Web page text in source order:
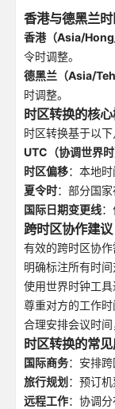
香港与德黑兰
香港（Asia/
令时调整。
德黑兰（Asia/
时调整。
时区转换的核
时区转换基于以下
UTC（协调世界时
时区偏移：本地
夏令时：部分国
国际日期变更线
跨时区协作建议
有效的跨时区协作
明确标注所有时
使用世界时钟工
尊重对方的工作
合理安排会议时
时区转换的常
国际商务：安排
旅行规划 ：预订
远程工作：协调